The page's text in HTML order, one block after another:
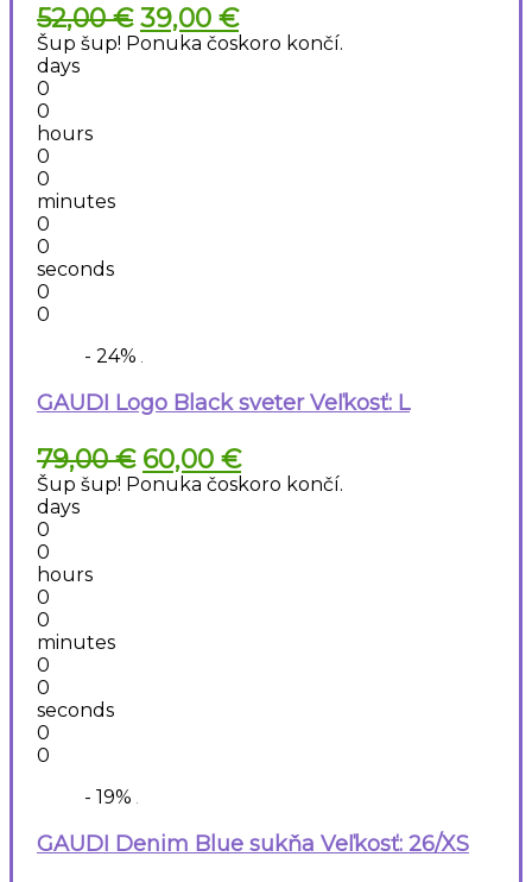
52,00€ Pôvodná
cena
bola:
39,00 €Aktuálna
cena
je:
Šup šup! Ponuka čoskoro končí.
days
0
0
hours
0
0
minutes
0
0
seconds
0
0
- 24%
GAUDI Logo Black sveter Veľkosť: L
79,00€ Pôvodná
cena
bola:
60,00 €Aktuálna
cena
je:
Šup šup! Ponuka čoskoro končí.
days
0
0
hours
0
0
minutes
0
0
seconds
0
0
- 19%
GAUDI Denim Blue sukňa Veľkosť: 26/XS